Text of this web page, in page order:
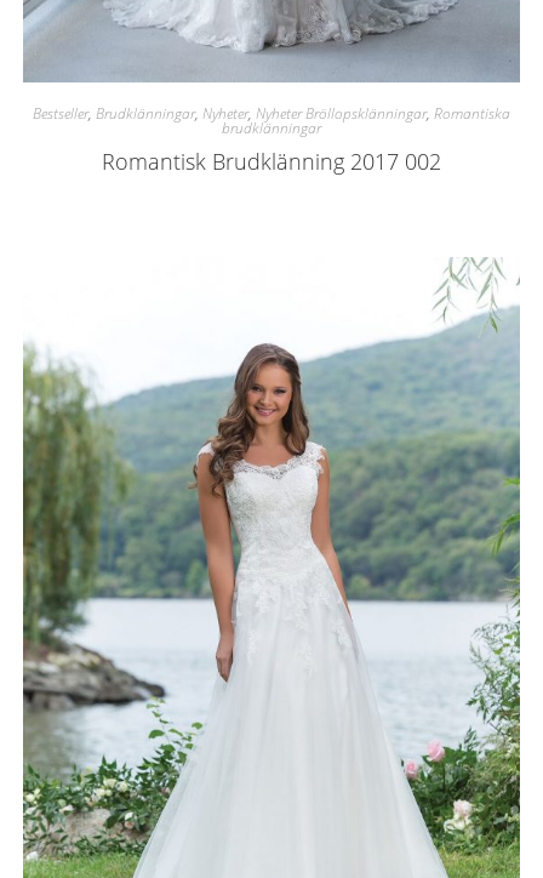
Bestseller, Brudklänningar, Nyheter, Nyheter Bröllopsklänningar, Romantiska
brudklänningar
Romantisk Brudklänning 2017 002